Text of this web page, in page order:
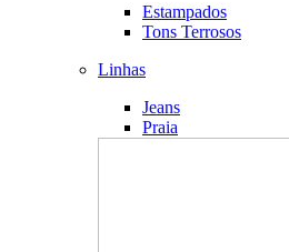
Estampados
Tons Terrosos
Linhas
Jeans
Praia